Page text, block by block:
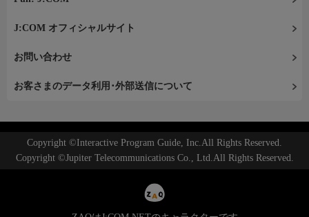
J:COM オフィシャルサイト
お問い合わせ
お客さまのデータ利用･外部送信について
Copyright ©Interactive Program Guide, Inc.All Rights Reserved.
Copyright ©Jupiter Telecommunications Co., Ltd.All Rights Reserved.